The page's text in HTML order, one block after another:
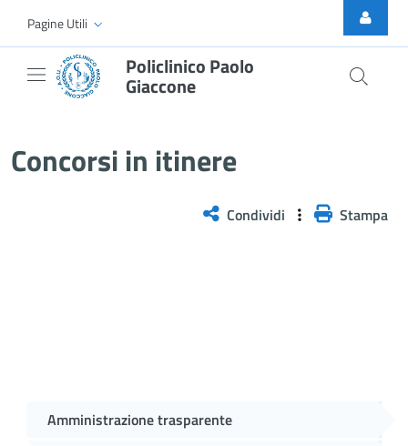
Skip to Main Content
Pagine Utili
Policlinico Paolo
Giaccone
Concorsi in itinere
Condividi Stampa
Amministrazione trasparente